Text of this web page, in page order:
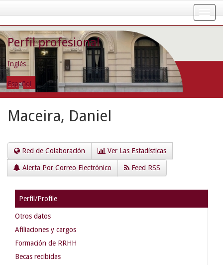
navigation
Perfil profesional
Inglés
Español
Maceira, Daniel
Red de Colaboración Ver Las Estadísticas
Alerta Por Correo Electrónico Feed RSS
Perfil/Profile
Otros datos
Afiliaciones y cargos
Formación de RRHH
Becas recibidas